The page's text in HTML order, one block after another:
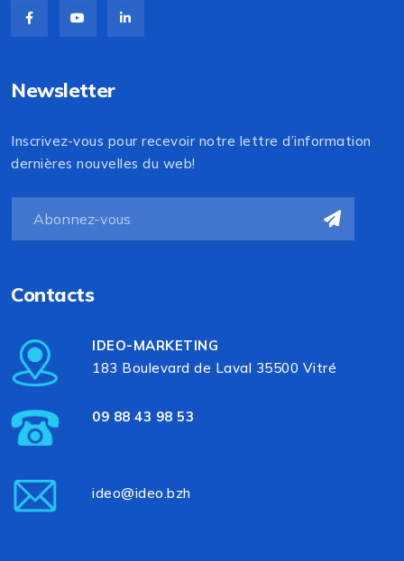
Newsletter
Inscrivez-vous pour recevoir notre lettre d’information
dernières nouvelles du web!
Contacts
IDEO-MARKETING
183 Boulevard de Laval 35500 Vitré
09 88 43 98 53
ideo@ideo.bzh